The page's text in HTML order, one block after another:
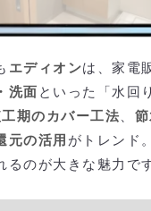
エディオンは、家電
洗面 といった「水回
期のカバー工法 、
元の活用 がトレンド
るのが大きな魅力で